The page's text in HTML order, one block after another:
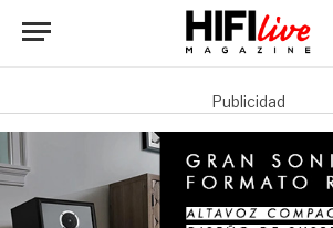
Publicidad